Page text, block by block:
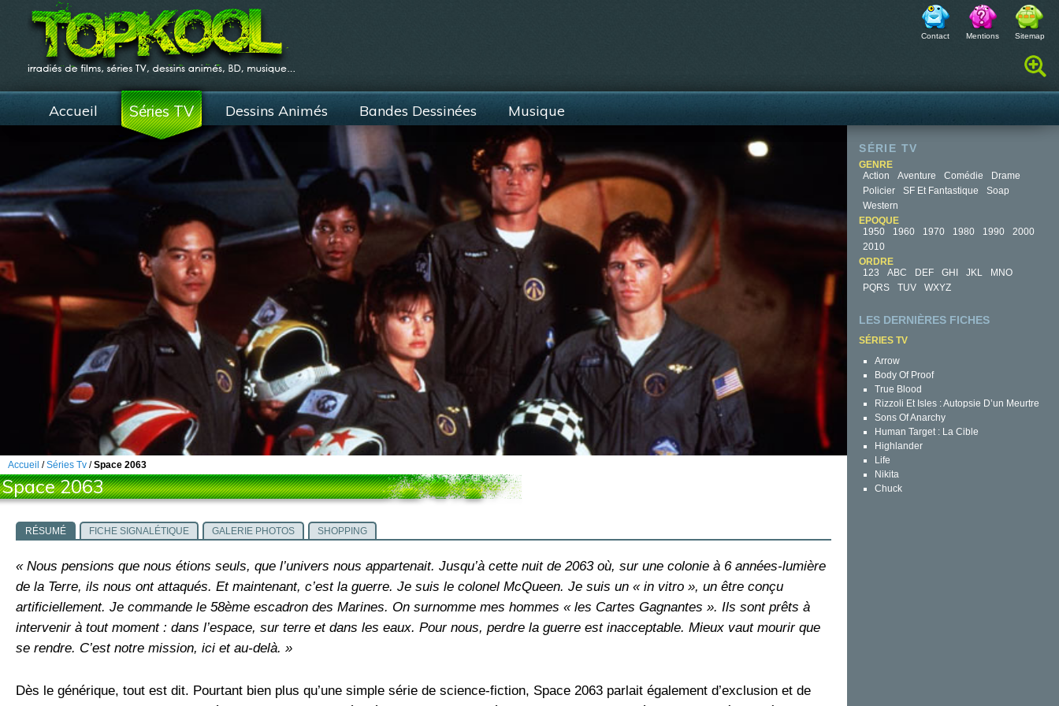
Contact Mentions Sitemap
Rechercher :
Accueil Séries TV Dessins Animés Bandes Dessinées Musique
SÉRIE TV
GENRE
Action
Aventure Comédie
Drame
Policier
SF Et Fantastique
Soap
Western
EPOQUE
1950
1960 1970 1980 1990
2000
2010
ORDRE
123
ABC DEF GHI JKL
MNO
PQRS
TUV WXYZ
LES DERNIÈRES FICHES
SÉRIES TV
Arrow
Body Of Proof
True Blood
Rizzoli Et Isles : Autopsie D’un Meurtre
Sons Of Anarchy
Human Target : La Cible
Highlander
Life
Nikita
Chuck
Accueil /Séries Tv /Space 2063
Space 2063
RÉSUMÉ FICHE SIGNALÉTIQUE GALERIE PHOTOS SHOPPING
« Nous pensions que nous étions seuls, que l’univers nous appartenait. Jusqu’à cette nuit de 2063 où, sur une colonie à 6 années-lumière
de la Terre, ils nous ont attaqués. Et maintenant, c’est la guerre. Je suis le colonel McQueen. Je suis un « in vitro », un être conçu
artificiellement. Je commande le 58ème escadron des Marines. On surnomme mes hommes « les Cartes Gagnantes ». Ils sont prêts à
intervenir à tout moment : dans l’espace, sur terre et dans les eaux. Pour nous, perdre la guerre est inacceptable. Mieux vaut mourir que
se rendre. C’est notre mission, ici et au-delà. »
Dès le générique, tout est dit. Pourtant bien plus qu’une simple série de science-fiction, Space 2063 parlait également d’exclusion et de